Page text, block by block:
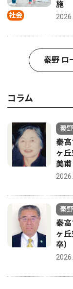
社会
施
秦野 ロ
コラム
秦野
秦
ヶ
美甫
秦野
秦
ヶ
卒）